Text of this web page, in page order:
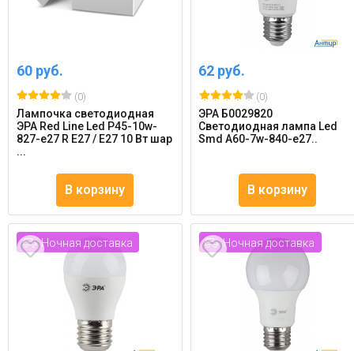
60 руб.
(0)
Лампочка светодиодная
ЭРА Red Line Led P45-10w-
827-e27 R E27 / Е27 10 Вт шар
...
В корзину
62 руб.
(0)
ЭРА Б0029820
Светодиодная лампа Led
Smd A60-7w-840-e27..
В корзину
Ночная доставка Ночная доставка